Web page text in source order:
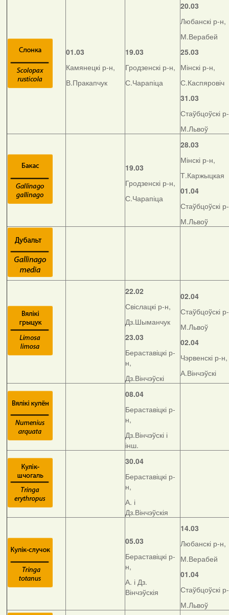
01.03
Камянецкі р-н,
В.Пракапчук
19.03
Гродзенскі р-н,
С.Чарапіца
20.03
Любанскі р-н,
М.Верабей
25.03
Мінскі р-н,
С.Каспяровіч
31.03
Стаўбцоўскі
М.Львоў
19.03
Гродзенскі р-н,
С.Чарапіца
28.03
Мінскі р-н,
Т.Каржыцкая
01.04
Стаўбцоўскі
М.Львоў
22.02
Свіслацкі р-н,
Дз.Шыманчук
23.03
Бераставіцкі р-
н,
Дз.Вінчэўскі
02.04
Стаўбцоўскі
М.Львоў
02.04
Чэрвенскі р-н,
А.Вінчэўскі
08.04
Бераставіцкі р-
н,
Дз.Вінчэўскі і
інш.
30.04
Бераставіцкі р-
н,
А. і
Дз.Вінчэўскія
05.03
Бераставіцкі р-
н,
А. і Дз.
Вінчэўскія
14.03
Любанскі р-н,
М.Верабей
01.04
Стаўбцоўскі
М.Львоў